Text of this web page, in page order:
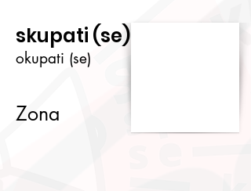
skupati (se)
okupati (se)
Zona